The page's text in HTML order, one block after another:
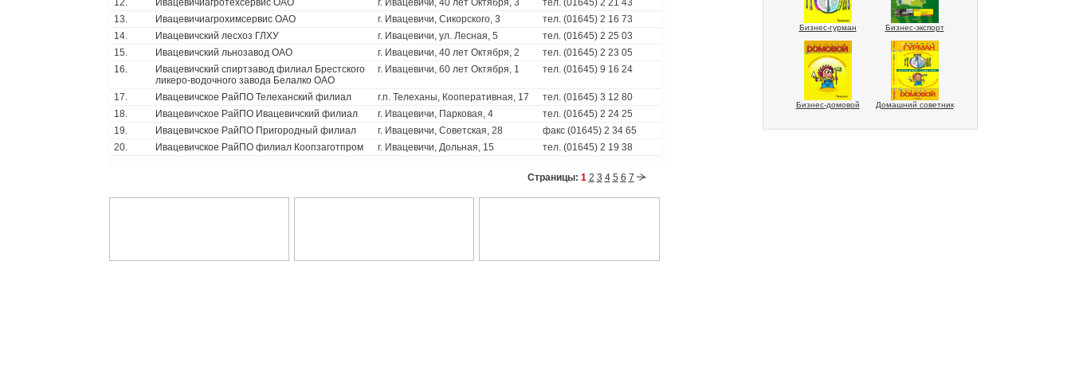
Бизнес-гурман Бизнес-экспорт
Бизнес-домовой Домашний советник
12.
Ивацевичиагротехсервис ОАО г. Ивацевичи, 40 лет Октября, 3
тел. (01645) 2 21 43
13.
Ивацевичиагрохимсервис ОАО г. Ивацевичи, Сикорского, 3
тел. (01645) 2 16 73
14.
Ивацевичский лесхоз ГЛХУ г. Ивацевичи, ул. Лесная, 5
тел. (01645) 2 25 03
15.
Ивацевичский льнозавод ОАО г. Ивацевичи, 40 лет Октября, 2
тел. (01645) 2 23 05
16.
Ивацевичский спиртзавод филиал Брестского
ликеро-водочного завода Белалко ОАО
г. Ивацевичи, 60 лет Октября, 1 тел. (01645) 9 16 24
17. Ивацевичское РайПО Телеханский филиал г.п. Телеханы, Кооперативная, 17
тел. (01645) 3 12 80
18.
Ивацевичское РайПО Ивацевичский филиал г. Ивацевичи, Парковая, 4
тел. (01645) 2 24 25
19.
Ивацевичское РайПО Пригородный филиал г. Ивацевичи, Советская, 28
факс (01645) 2 34 65
20.
Ивацевичское РайПО филиал Коопзаготпром г. Ивацевичи, Дольная, 15 тел. (01645) 2 19 38
Страницы: 1 2 3 4 5 6 7